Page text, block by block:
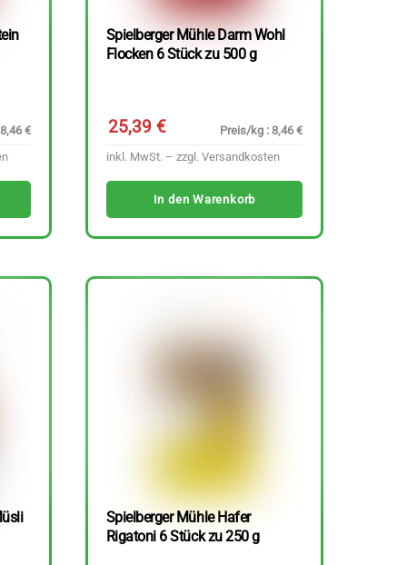
€
Spielberger Mühle Darm Wohl
Flocken 6 Stück zu 500 g
25,39€
Preis/kg : 8,46 €
inkl. MwSt. – zzgl. Versandkosten
In den Warenkorb
Spielberger Mühle Hafer
Rigatoni 6 Stück zu 250 g